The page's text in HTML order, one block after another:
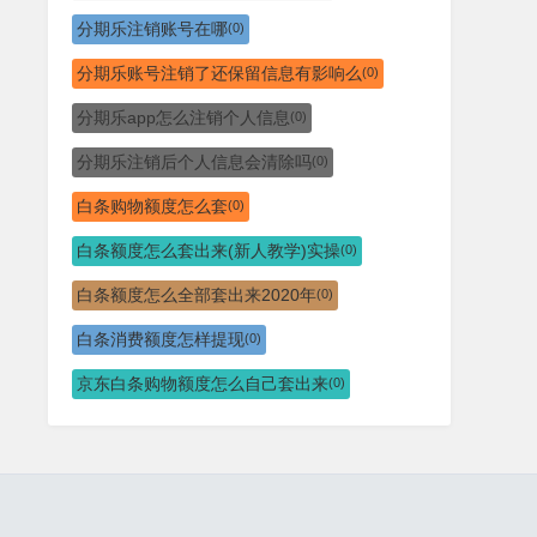
分期乐注销账号在哪(0)
分期乐账号注销了还保留信息有影响么(0)
分期乐app怎么注销个人信息 (0)
分期乐注销后个人信息会清除吗(0)
白条购物额度怎么套(0)
白条额度怎么套出来(新人教学)实操(0)
白条额度怎么全部套出来2020年(0)
白条消费额度怎样提现(0)
京东白条购物额度怎么自己套出来(0)